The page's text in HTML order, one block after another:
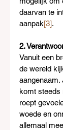
daarvan te
aanpak[3].
2.
Vanuit een
de wereld
aangenaam.
komt steeds
roept
woede en
allemaal